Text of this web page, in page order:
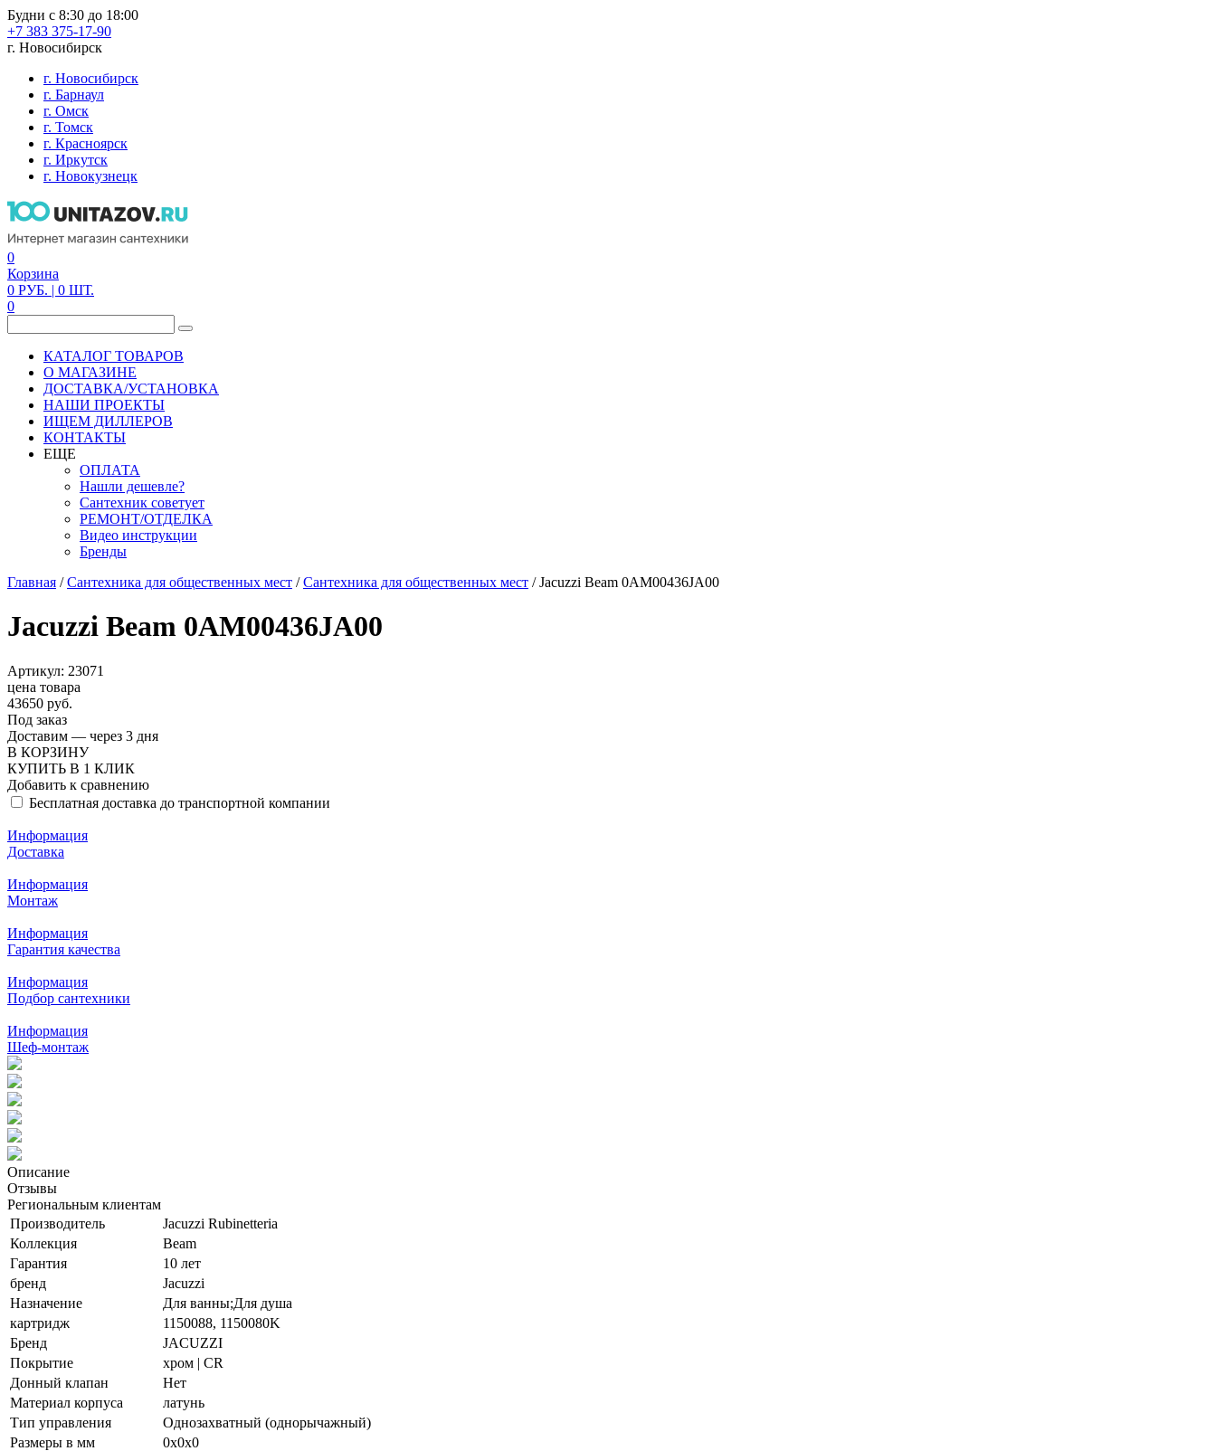
Будни с 8:30 до 18:00
+7 383 375-17-90
г. Новосибирск
г. Новосибирск
г. Барнаул
г. Омск
г. Томск
г. Красноярск
г. Иркутск
г. Новокузнецк
0
Корзина
0 РУБ. | 0 ШТ.
0
КАТАЛОГ ТОВАРОВ
О МАГАЗИНЕ
ДОСТАВКА/УСТАНОВКА
НАШИ ПРОЕКТЫ
ИЩЕМ ДИЛЛЕРОВ
КОНТАКТЫ
ЕЩЕ
ОПЛАТА
Нашли дешевле?
Сантехник советует
РЕМОНТ/ОТДЕЛКА
Видео инструкции
Бренды
Главная /Сантехника для общественных мест /Сантехника для общественных мест /Jacuzzi Beam 0AM00436JA00
Jacuzzi Beam 0AM00436JA00
Артикул: 23071
цена товара
43650 руб.
Под заказ
Доставим — через 3 дня
В КОРЗИНУ
КУПИТЬ В 1 КЛИК
Добавить к сравнению
Бесплатная доставка до транспортной компании
Информация
Доставка
Информация
Монтаж
Информация
Гарантия качества
Информация
Подбор сантехники
Информация
Шеф-монтаж
Описание
Отзывы
Региональным клиентам
Производитель
Jacuzzi Rubinetteria
Коллекция
Beam
Гарантия
10 лет
бренд
Jacuzzi
Назначение
Для ванны;Для душа
картридж
1150088, 1150080K
Бренд
JACUZZI
Покрытие
хром | CR
Донный клапан
Нет
Материал корпуса
латунь
Тип управления
Однозахватный (однорычажный)
Размеры в мм
0x0x0